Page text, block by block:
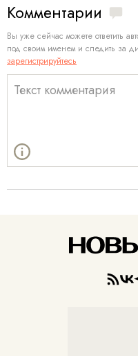
Комментарии
Вы уже сейчас можете ответить
под своим именем и следить за
зарегистрируйтесь